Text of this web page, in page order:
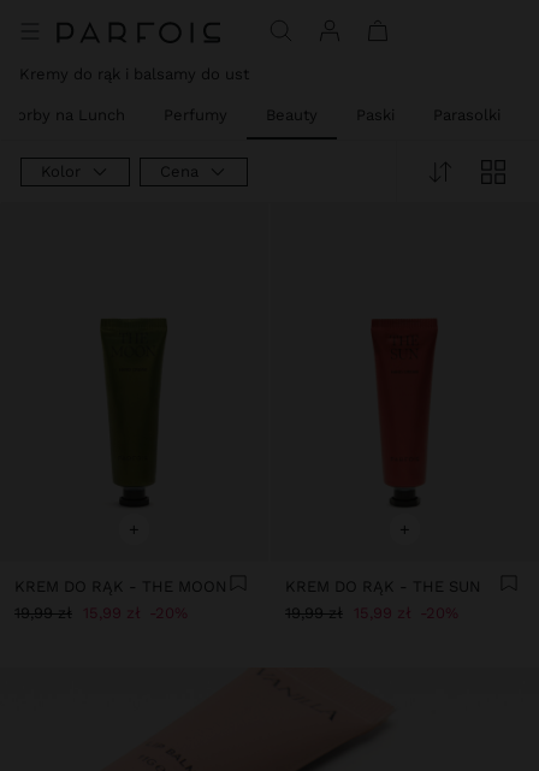
Kremy do rąk i balsamy do ust
Torby na Lunch Perfumy Beauty Paski Parasolki
Kolor Cena
+
KREM DO RĄK - THE MOON
19,99 zł 15,99 zł 20%
+
KREM DO RĄK - THE SUN
19,99 zł 15,99 zł 20%